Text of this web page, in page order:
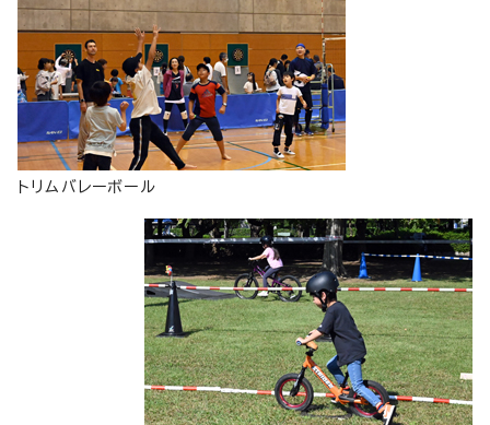
トリムバレーボール